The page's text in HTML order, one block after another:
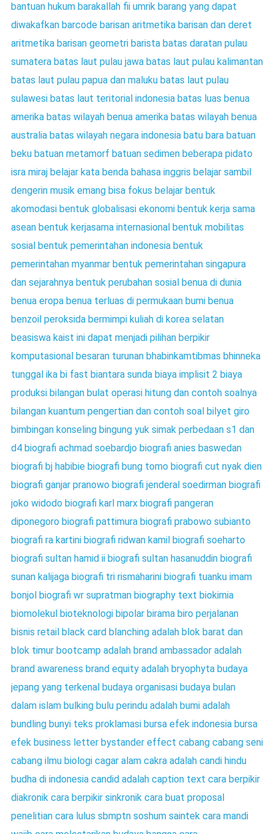
bantuan hukum barakallah fii umrik barang yang dapat
diwakafkan barcode barisan aritmetika barisan dan deret
aritmetika barisan geometri barista batas daratan pulau
sumatera batas laut pulau jawa batas laut pulau kalimantan
batas laut pulau papua dan maluku batas laut pulau
sulawesi batas laut teritorial indonesia batas luas benua
amerika batas wilayah benua amerika batas wilayah benua
australia batas wilayah negara indonesia batu bara batuan
beku batuan metamorf batuan sedimen beberapa pidato
isra miraj belajar kata benda bahasa inggris belajar sambil
dengerin musik emang bisa fokus belajar bentuk
akomodasi bentuk globalisasi ekonomi bentuk kerja sama
asean bentuk kerjasama internasional bentuk mobilitas
sosial bentuk pemerintahan indonesia bentuk
pemerintahan myanmar bentuk pemerintahan singapura
dan sejarahnya bentuk perubahan sosial benua di dunia
benua eropa benua terluas di permukaan bumi benua
benzoil peroksida bermimpi kuliah di korea selatan
beasiswa kaist ini dapat menjadi pilihan berpikir
komputasional besaran turunan bhabinkamtibmas bhinneka
tunggal ika bi fast biantara sunda biaya implisit 2 biaya
produksi bilangan bulat operasi hitung dan contoh soalnya
bilangan kuantum pengertian dan contoh soal bilyet giro
bimbingan konseling bingung yuk simak perbedaan s1 dan
d4 biografi achmad soebardjo biografi anies baswedan
biografi bj habibie biografi bung tomo biografi cut nyak dien
biografi ganjar pranowo biografi jenderal soedirman biografi
joko widodo biografi karl marx biografi pangeran
diponegoro biografi pattimura biografi prabowo subianto
biografi ra kartini biografi ridwan kamil biografi soeharto
biografi sultan hamid ii biografi sultan hasanuddin biografi
sunan kalijaga biografi tri rismaharini biografi tuanku imam
bonjol biografi wr supratman biography text biokimia
biomolekul bioteknologi bipolar birama biro perjalanan
bisnis retail black card blanching adalah blok barat dan
blok timur bootcamp adalah brand ambassador adalah
brand awareness brand equity adalah bryophyta budaya
jepang yang terkenal budaya organisasi budaya bulan
dalam islam bulking bulu perindu adalah bumi adalah
bundling bunyi teks proklamasi bursa efek indonesia bursa
efek business letter bystander effect cabang cabang seni
cabang ilmu biologi cagar alam cakra adalah candi hindu
budha di indonesia candid adalah caption text cara berpikir
diakronik cara berpikir sinkronik cara buat proposal
penelitian cara lulus sbmptn soshum saintek cara mandi